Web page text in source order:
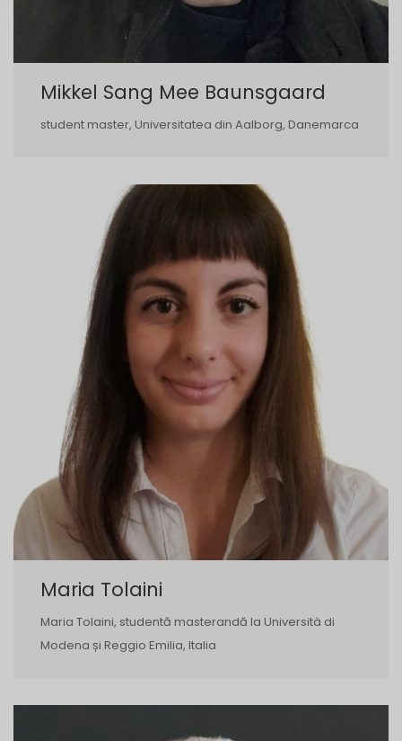
Mikkel Sang Mee Baunsgaard
student master, Universitatea din Aalborg, Danemarca
Maria Tolaini
Maria Tolaini, studentă masterandă la Università di
Modena și Reggio Emilia, Italia